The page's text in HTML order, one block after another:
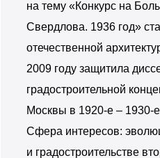
на тему «Конкурс на
Свердлова. 1936 год»
отечественной
2009 году защитила
градостроительной
Москвы в 1920-е – 1930-е
Сфера интересов:
и градостроительстве